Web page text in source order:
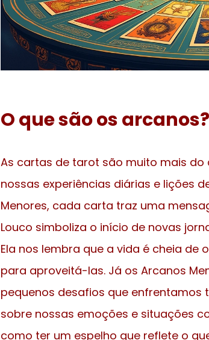
O que são os
As cartas de tarot são muito mais do
nossas experiências diárias e lições
Menores, cada carta traz uma
Louco simboliza o início de novas
Ela nos lembra que a vida é cheia
para aproveitá-las. Já os Arcanos
pequenos desafios que enfrentamos
sobre nossas emoções e situações
como ter um espelho que reflete o